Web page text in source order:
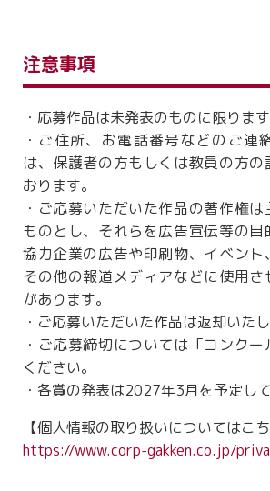
注意事項
・応募作品は未発表のものに限ります
・ご住所、お電話番号などのご連
は、保護者の方もしくは教員の方の
おります。
・ご応募いただいた作品の著作権
ものとし、それらを広告宣伝等の
協力企業の広告や印刷物、イベント
その他の報道メディアなどに使用さ
があります。
・ご応募いただいた作品は返却いたし
・ご応募締切については「コンク
ください。
・各賞の発表は2027年3月を予定して
【個人情報の取り扱いについてはこち
https://www.corp-gakken.co.jp/